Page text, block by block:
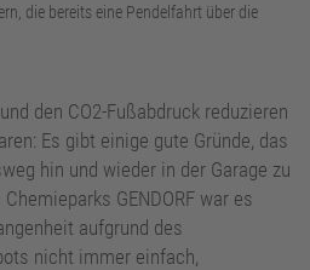
die bereits eine Pendelfahrt über die
den CO2-Fußabdruck reduzieren
Es gibt einige gute Gründe, das
hin und wieder in der Garage zu
GENDORF war es
aufgrund des
nicht immer einfach,